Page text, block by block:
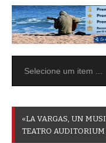
«LA VARGAS UN MUSI
TEATRO AUDITORIUM